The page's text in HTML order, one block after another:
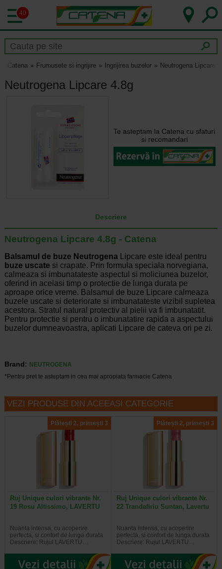
40
Catena Frumusete si ingrijire Ingrijirea buzelor Neutrogena Lipcare
Neutrogena Lipcare 4.8g
Te asteptam la Catena cu sfaturi
si recomandari
Descriere
Neutrogena Lipcare 4.8g - Catena
Balsamul de buze NeutrogenaLipcare este ideal pentru
buze uscate si crapate. Prin formula speciala norvegiana,
calmeaza si imbunatateste aspectul si moliciunea buzelor,
oferind in acelasi timp o protectie de lunga durata pe
aproape orice vreme. Balsamul de buze Lipcare calmeaza
buzele uscate si deteriorate si imbunatateste vizibil supletea
acestora. Stratul natural protectiv al pielii va fi imbunatatit.
Pentru protectie si pentru o imbunatatire rapida a aspectului
buzelor dumneavoastra, aplicati Lipcare de cateva ori pe zi.
Brand: NEUTROGENA
*Pentru pret te asteptam in cea mai apropiata farmacie Catena
VEZI PRODUSE DIN ACEEASI CATEGORIE
Plătești 2, primești 3
Ruj Unique culori vibrante Nr.
19 Rosu Altissimo, LAVERTU
Nuanta intensa, cu acoperire
perfecta, si confort de lunga durata
Descriere: Rujul LAVERTU…
Plătești 2, primești 3
Ruj Unique culori vibrante Nr.
22 Trandafiriu Suntan, Lavertu
Nuanta intensa, cu acoperire
perfecta, si confort de lunga durata
Descriere: Rujul LAVERTU…